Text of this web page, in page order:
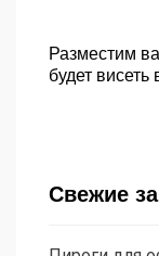
Разместим
будет висеть
Свежие